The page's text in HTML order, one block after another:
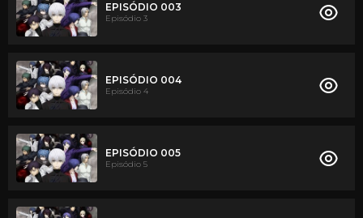
EPISÓDIO 003
Episódio 3
EPISÓDIO 004
Episódio 4
EPISÓDIO 005
Episódio 5